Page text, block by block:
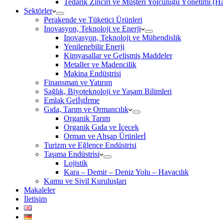
Tedarik Zinciri ve Müşteri Yolculuğu Yönetimi
Sektörler
Perakende ve Tüketici Ürünleri
Inovasyon, Teknoloji ve Enerji
Inovasyon, Teknoloji ve Mühendislik
Yenilenebilir Enerji
Kimyasallar ve Gelişmiş Maddeler
Metaller ve Madencilik
Makina Endüstrisi
Finansman ve Yatırım
Sağlık, Biyoteknoloji ve Yaşam Bilimleri
Emlak Gelİştİrme
Gıda, Tarım ve Ormancılık
Organik Tarım
Organik Gıda ve İçecek
Orman ve Ahşap Ürünlerİ
Turizm ve Eğlence Endüstrisi
Taşıma Endüstrisi
Lojistik
Kara – Demir – Deniz Yolu – Havacılık
Kamu ve Sivil Kuruluşları
Makaleler
İletişim